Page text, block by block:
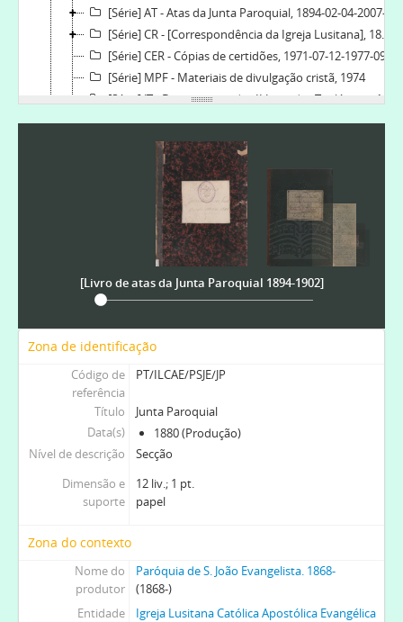
[Série] AT - Atas da Junta Paroquial, 1894-02-04-2007-02-02
[Série] CR - [Correspondência da Igreja Lusitana], 1894-2000
[Série] CER - Cópias de certidões, 1971-07-12-1977-09-10
[Série] MPF - Materiais de divulgação cristã, 1974
[Série] JT - Documentos das II Jornadas Teológicas, 1980-01
[Série] BCET - Bases Regulamentares do Corpo de Evangelização do Torne, 1938-01-16
[Série] RM - Registo de membros, [1960]-1968
[Série] RCL - Registos de celebrações litúrgicas, 1924-01-02-1999-12-28
[Série] RCF - Registos de confirmações, 1928-1990-06-03
[Série] IRB - Impressos com indicações necessárias para o registo de batismos, 1970-1980-01-07
[Série] OC - Registo de ordens de culto, 1938-08-18-1957-06-13
[Secção] AR - Administração religiosa, 1880-
[Secção] GF - Gestão Financeira, 1897-2002
[Secção] GP - Gestão do Património, 1879-04-23-1988-12-09
[Subfundo] MPUE - Monte Pio das Uniões Evangélicas. Fl. 1913-1914, 1913-1914
[Subfundo] SESM - Sociedade Evangélica de Socorros Mútuos, 1893-02-02-1914-01-25
[Subfundo] LECT - Liga do Esforço Cristão do Torne, 1903-1975
[Livro de atas da Junta Paroquial 1894-1902]
Zona de identificação
Código de
referência
PT/ILCAE/PSJE/JP
Título
Junta Paroquial
Data(s)
1880 (Produção)
Nível de descrição
Secção
Dimensão e
suporte
12 liv.; 1 pt.
papel
Zona do contexto
Nome do
produtor
Paróquia de S. João Evangelista. 1868-
(1868-)
Entidade
Igreja Lusitana Católica Apostólica Evangélica